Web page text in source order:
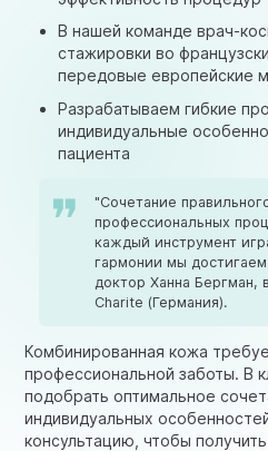
В нашей команде врач-
стажировки во
передовые европейские
Разрабатываем гибкие
индивидуальные
пациента
"Сочетание
профессиональных
каждый инструмент
гармонии мы
доктор Ханна Бергман,
Charite (Германия).
Комбинированная кожа
профессиональной заботы. В
подобрать оптимальное
индивидуальных
консультацию, чтобы